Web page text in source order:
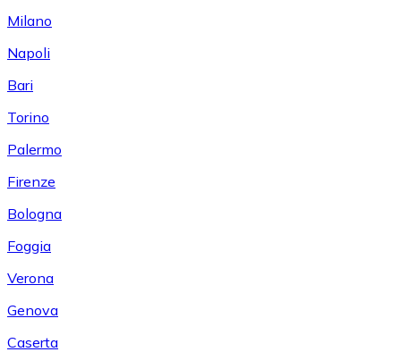
Milano
Napoli
Bari
Torino
Palermo
Firenze
Bologna
Foggia
Verona
Genova
Caserta